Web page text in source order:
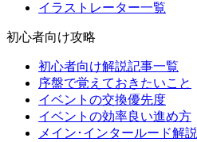
イラストレーター一覧
初心者向け攻略
初心者向け解説記事一覧
序盤で覚えておきたいこと
イベントの交換優先度
イベントの効率良い進め方
メイン･インタールード解説